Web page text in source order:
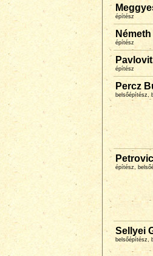
építész
építész
építész
Percz
belsőépítész,
építész,
Sellyei
belsőépítész,